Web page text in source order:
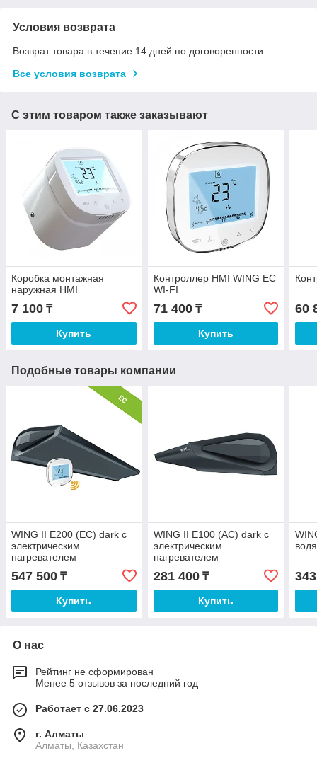
Условия возврата
Возврат товара в течение 14 дней по договоренности
Все условия возврата
С этим товаром также заказывают
Коробка монтажная
наружная HMI
7 100 ₸
Купить
Контроллер HMI WING EC
WI-FI
71 400₸
Купить
60
Подобные товары компании
WING II E200 (EC) dark с
электрическим
нагревателем
547 500 ₸
Купить
WING II E100 (AC) dark с
электрическим
нагревателем
281 400₸
Купить
О нас
Рейтинг не сформирован
Менее 5 отзывов за последний год
Работает с 27.06.2023
г. Алматы
Алматы, Казахстан